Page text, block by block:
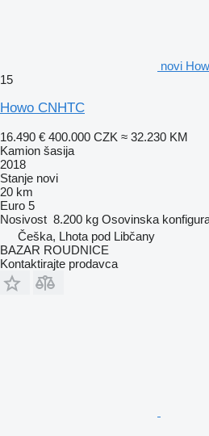
novi
15
Howo CNHTC
16.490 € 400.000 CZK ≈ 32.230 KM
Kamion šasija
2018
Stanje novi
20 km
Euro 5
Nosivost 8.200 kg Osovinska
Češka, Lhota pod Libčany
BAZAR ROUDNICE
Kontaktirajte prodavca